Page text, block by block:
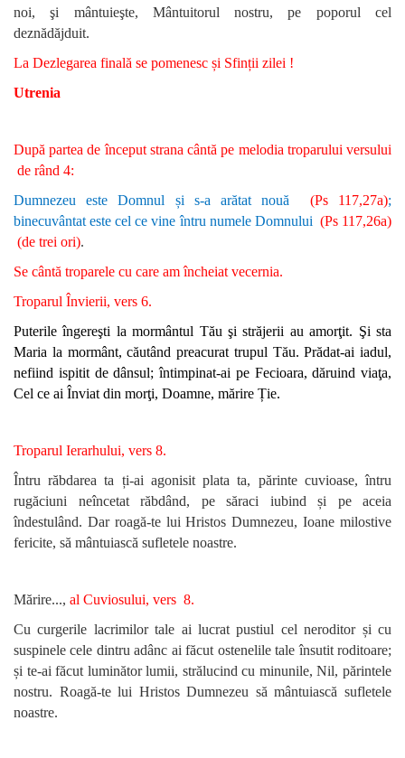
noi, şi mântuieşte, Mântuitorul nostru, pe poporul cel
deznădăjduit.
La Dezlegarea finală se pomenesc și Sfinții zilei !
Utrenia
După partea de început strana cântă pe melodia troparului versului
de rând 4:
Dumnezeu este Domnul și s-a arătat nouă
(Ps 117,27a);
binecuvântat este cel ce vine întru numele Domnului (Ps 117,26a)
(de trei ori).
Se cântă troparele cu care am încheiat vecernia.
Troparul Învierii, vers 6.
Puterile îngereşti la mormântul Tău şi străjerii au amorţit. Şi sta
Maria la mormânt, căutând preacurat trupul Tău. Prădat-ai iadul,
nefiind ispitit de dânsul; întimpinat-ai pe Fecioara, dăruind viaţa,
Cel ce ai Înviat din morţi, Doamne, mărire Ție.
Troparul Ierarhului, vers 8.
Întru răbdarea ta ți-ai agonisit plata ta, părinte cuvioase, întru
rugăciuni neîncetat răbdând, pe săraci iubind și pe aceia
îndestulând. Dar roagă-te lui Hristos Dumnezeu, Ioane milostive
fericite, să mântuiască sufletele noastre.
Mărire..., al Cuviosului, vers 8.
Cu curgerile lacrimilor tale ai lucrat pustiul cel neroditor și cu
suspinele cele dintru adânc ai făcut ostenelile tale însutit roditoare;
și te-ai făcut luminător lumii, strălucind cu minunile, Nil, părintele
nostru. Roagă-te lui Hristos Dumnezeu să mântuiască sufletele
noastre.